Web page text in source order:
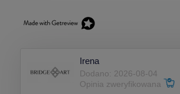
Irena
Dodano: 2026-08-04
Opinia zweryfikowana